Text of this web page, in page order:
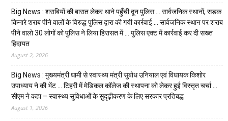
Big News : शराबियों की बारात लेकर थाने पहुँची दून पुलिस … सार्वजनिक स्थानों, सड़क
किनारे शराब पीने वालों के विरुद्ध पुलिस द्वारा की गयी कार्रवाई … सार्वजनिक स्थान पर शराब
पीने वालो 30 लोगों को पुलिस ने लिया हिरासत में … पुलिस एक्ट में कार्रवाई कर दी सख्त
हिदायत
August 2, 2026
Big News : मुख्यमंत्री धामी से स्वास्थ्य मंत्री सुबोध उनियाल एवं विधायक किशोर
उपाध्याय ने की भेंट … टिहरी में मेडिकल कॉलेज की स्थापना को लेकर हुई विस्तृत चर्चा …
सीएम ने कहा – स्वास्थ्य सुविधाओं के सुदृढ़ीकरण के लिए सरकार प्रतिबद्ध
August 1, 2026